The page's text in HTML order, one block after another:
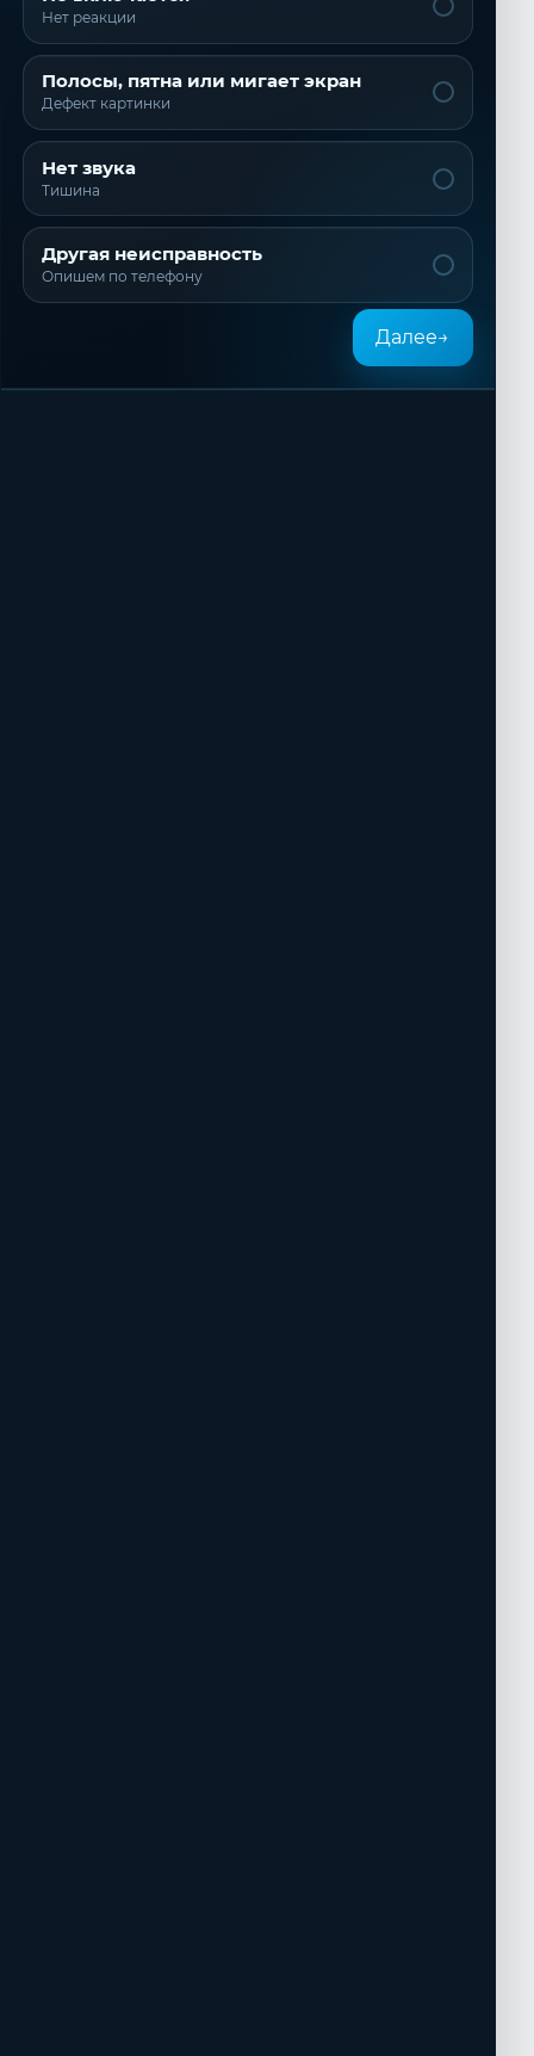
Нет реакции
Полосы, пятна или мигает экран
Дефект картинки
Нет звука
Тишина
Другая неисправность
Опишем по телефону
Далее→